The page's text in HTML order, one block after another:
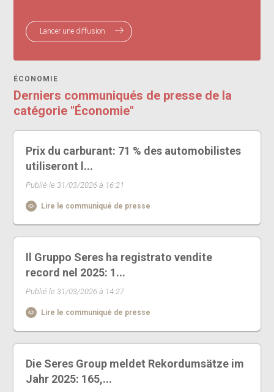
Lancer une diffusion
ÉCONOMIE
Derniers communiqués de presse de la
catégorie "Économie"
Prix du carburant: 71 % des automobilistes
utiliseront l...
Publié le 31/03/2026 à 16:21
Lire le communiqué de presse
Il Gruppo Seres ha registrato vendite
record nel 2025: 1...
Publié le 31/03/2026 à 14:27
Lire le communiqué de presse
Die Seres Group meldet Rekordumsätze im
Jahr 2025: 165,...